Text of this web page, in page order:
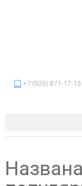
+7 (925) 871-17-